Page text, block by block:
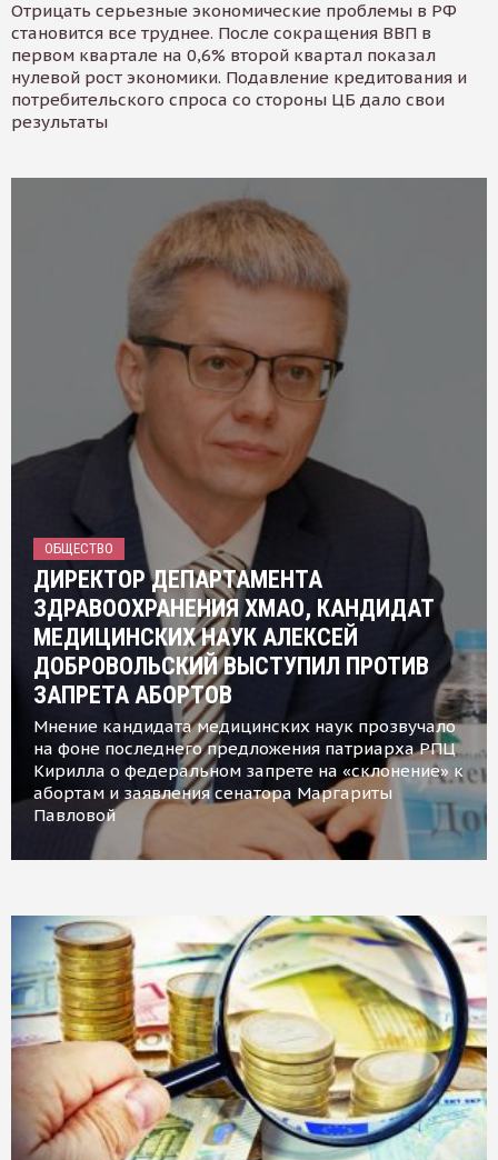
Отрицать серьезные экономические проблемы в РФ
становится все труднее. После сокращения ВВП в
первом квартале на 0,6% второй квартал показал
нулевой рост экономики. Подавление кредитования и
потребительского спроса со стороны ЦБ дало свои
результаты
ОБЩЕСТВО
ДИРЕКТОР ДЕПАРТАМЕНТА
ЗДРАВООХРАНЕНИЯ ХМАО, КАНДИДАТ
МЕДИЦИНСКИХ НАУК АЛЕКСЕЙ
ДОБРОВОЛЬСКИЙ ВЫСТУПИЛ ПРОТИВ
ЗАПРЕТА АБОРТОВ
Мнение кандидата медицинских наук прозвучало
на фоне последнего предложения патриарха РПЦ
Кирилла о федеральном запрете на «склонение» к
абортам и заявления сенатора Маргариты
Павловой